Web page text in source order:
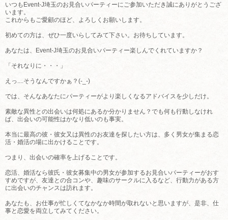
いつもEvent-J埼玉のお見合いパーティーにご参加いただき誠にありがとうござ
います。
これからもご愛顧のほど、よろしくお願いします。
初めての方は、ぜひ一度いらしてみて下さい。お待ちしています。
あなたは、Event-J埼玉のお見合いパーティー楽しんでくれていますか？
「それなりに・・・」
えっ....そうなんですかぁ？(-_-)
では、そんなあなたにパーティーがより楽しくなるアドバイスを少しだけ。
素敵な異性との出会いは何処にあるか分かりません？でも何も行動しなけれ
ば、出会いの可能性はかなり低いのも事実。
本当に最高の彼・彼女又は異性のお友達を探したい方は、多く男女が集まる恋
活・婚活の場に出かけることです。
つまり、出会いの確率を上げることです。
恋活、婚活なら彼氏・彼女募集中の男女が参加するお見合いパーティーがおす
すめですが、友達との合コンや、趣味のサークルに入るなど、行動力がある方
に出会いのチャンスは訪れます。
あなたも、お仕事が忙しくてなかなか時間が取れないと思いますが、是非、仕
事と恋愛を両立してみてください。